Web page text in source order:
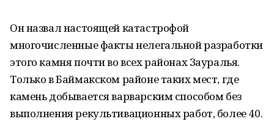
Он назвал настоящей катастрофой
многочисленные факты нелегальной разработки
этого камня почти во всех районах Зауралья.
Только в Баймакском районе таких мест, где
камень добывается варварским способом без
выполнения рекультивационных работ, более 40.